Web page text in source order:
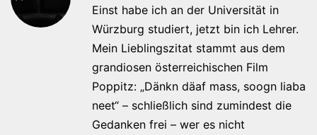
Einst habe ich an der Universität in
Würzburg studiert, jetzt bin ich Lehrer.
Mein Lieblingszitat stammt aus dem
grandiosen österreichischen Film
Poppitz: „Dänkn däaf mass, soogn liaba
neet“ – schließlich sind zumindest die
Gedanken frei – wer es nicht